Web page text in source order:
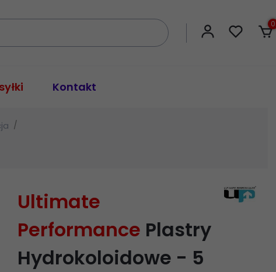
0
Kontakt
Ultimate
Performance Plastry
Hydrokoloidowe - 5